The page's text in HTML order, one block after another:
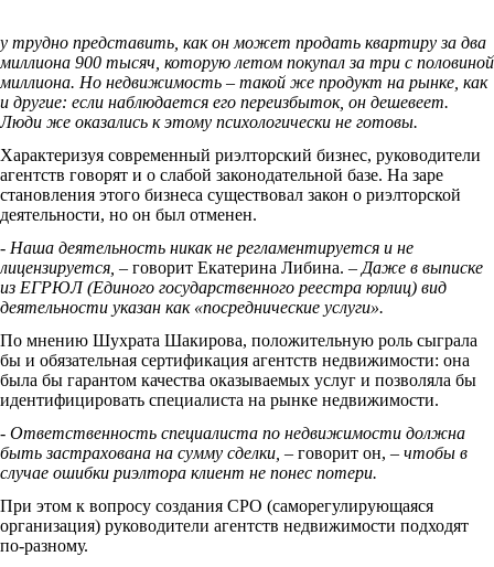
у трудно представить, как он может продать квартиру за два
миллиона 900 тысяч, которую летом покупал за три с половиной
миллиона. Но недвижимость – такой же продукт на рынке, как
и другие: если наблюдается его переизбыток, он дешевеет.
Люди же оказались к этому психологически не готовы.
Характеризуя современный риэлторский бизнес, руководители
агентств говорят и о слабой законодательной базе. На заре
становления этого бизнеса существовал закон о риэлторской
деятельности, но он был отменен.
- Наша деятельность никак не регламентируется и не
лицензируется, – говорит Екатерина Либина. – Даже в выписке
из ЕГРЮЛ (Единого государственного реестра юрлиц) вид
деятельности указан как «посреднические услуги».
По мнению Шухрата Шакирова, положительную роль сыграла
бы и обязательная сертификация агентств недвижимости: она
была бы гарантом качества оказываемых услуг и позволяла бы
идентифицировать специалиста на рынке недвижимости.
- Ответственность специалиста по недвижимости должна
быть застрахована на сумму сделки, – говорит он, – чтобы в
случае ошибки риэлтора клиент не понес потери.
При этом к вопросу создания СРО (саморегулирующаяся
организация) руководители агентств недвижимости подходят
по-разному.